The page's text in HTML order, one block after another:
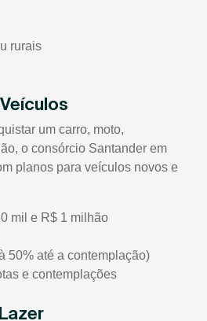
rurais
um carro, moto,
o consórcio Santander em
planos para veículos novos e
mil e R$ 1 milhão
50% até a contemplação)
e contemplações